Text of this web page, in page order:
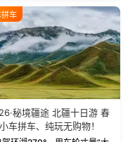
最大村落——禾木村，欣赏
与小木...
车
秘境疆途 北疆十日游 春
车拼车、纯玩无购物！